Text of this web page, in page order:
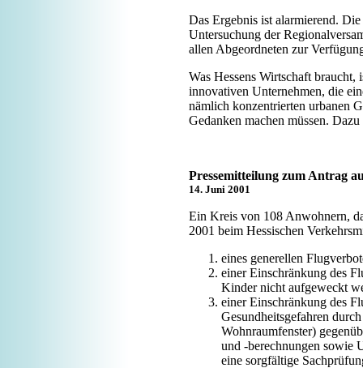
Das Ergebnis ist alarmierend.
Untersuchung der
allen Abgeordneten zur
Was Hessens Wirtschaft
innovativen Unternehmen, die
nämlich konzentrierten urbanen
Gedanken machen müssen.
Pressemitteilung zum Antrag
14. Juni 2001
Ein Kreis von 108 Anwohnern,
2001 beim Hessischen
eines generellen
einer Einschränkung des
Kinder nicht aufgeweckt
einer Einschränkung des
Gesundheitsgefahren
Wohnraumfenster)
und -berechnungen sowie
eine sorgfältige